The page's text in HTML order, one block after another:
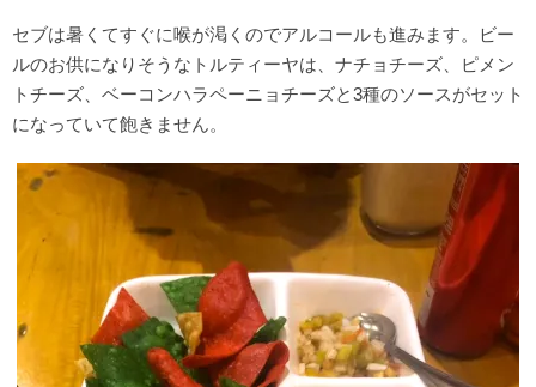
セブは暑くてすぐに喉が渇くのでアルコールも進みます。ビー
ルのお供になりそうなトルティーヤは、ナチョチーズ、ピメン
トチーズ、ベーコンハラペーニョチーズと3種のソースがセット
になっていて飽きません。